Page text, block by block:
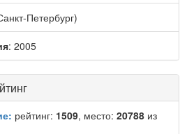
Петербург)
: 2005
рейтинг: 1509, место: 20788 из